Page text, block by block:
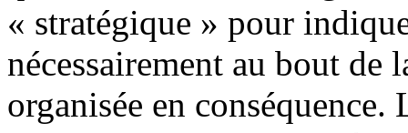
« stratégique » pour
nécessairement au bout de
organisée en